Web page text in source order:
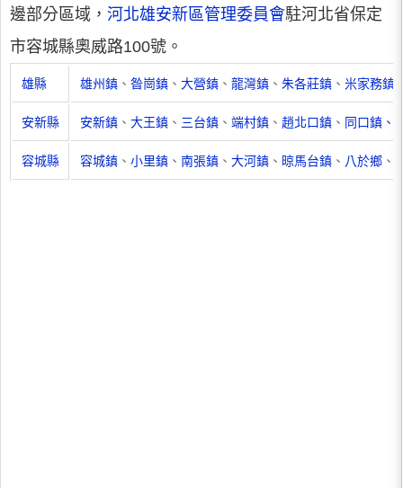
邊部分區域， 河北雄安新區管理委員會駐河北省保定
市容城縣奧威路100號。
雄縣 雄州鎮 、 昝崗鎮 、 大營鎮 、 龍灣鎮 、 朱各莊鎮 、 米家務鎮
安新縣 安新鎮 、 大王鎮 、 三台鎮 、 端村鎮 、 趙北口鎮 、 同口鎮、
容城縣 容城鎮 、 小里鎮 、 南張鎮 、 大河鎮 、 晾馬台鎮 、 八於鄉 、